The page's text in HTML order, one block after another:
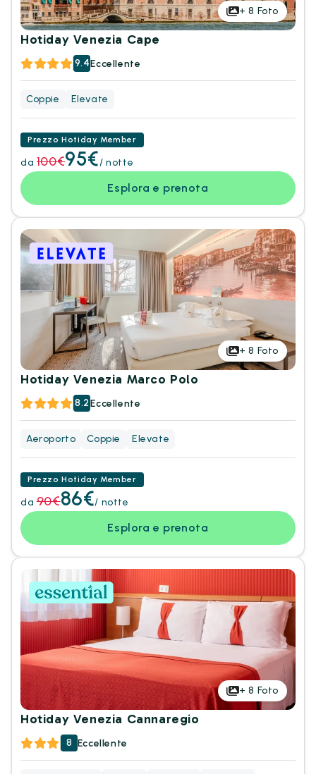
+8 Foto
Hotiday Venezia Cape
9.4Eccellente
Coppie Elevate
Prezzo Hotiday Member
da 100€95€/ notte
Esplora e prenota
+8 Foto
Hotiday Venezia Marco Polo
8.2Eccellente
Aeroporto Coppie Elevate
Prezzo Hotiday Member
da 90€86€/ notte
Esplora e prenota
+8 Foto
Hotiday Venezia Cannaregio
8 Eccellente